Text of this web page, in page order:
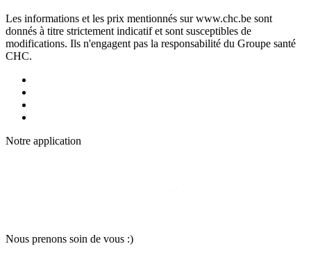
Les informations et les prix mentionnés sur www.chc.be sont
donnés à titre strictement indicatif et sont susceptibles de
modifications. Ils n'engagent pas la responsabilité du Groupe santé
CHC.
Notre application
Nous prenons soin de vous :)